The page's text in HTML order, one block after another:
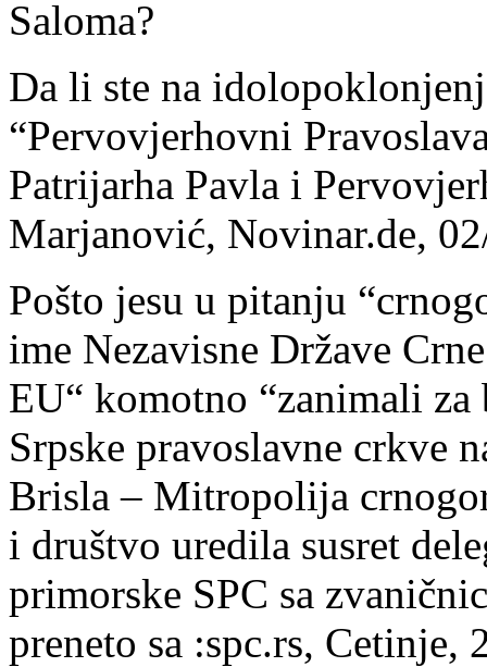
Saloma?
Da li ste na
“Pervovjerhovni
Patrijarha Pavla i
Marjanović, Novinar.de,
Pošto jesu u pitanju
ime Nezavisne Države
EU“ komotno “zanimali
Srpske pravoslavne crkve
Brisla – Mitropolija
i društvo uredila susret
primorske SPC sa
preneto sa :spc.rs, Cetinje,